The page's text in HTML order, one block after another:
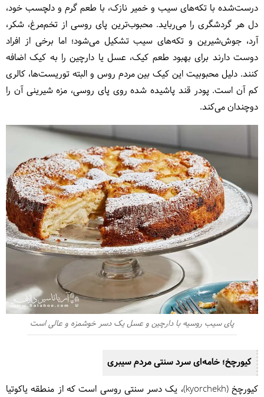
درست‌شده با تکه‌های سیب و خمیر نازک، با طعم گرم و دلچسب خود،
دل هر گردشگری را می‌رباید. محبوب‌ترین پای روسی از تخم‌مرغ، شکر،
آرد، جوش‌شیرین و تکه‌های سیب تشکیل می‌شود؛ اما برخی از افراد
دوست دارند برای بهبود طعم کیک، عسل یا دارچین را به کیک اضافه
کنند. دلیل محبوبیت این کیک بین مردم روس و البته توریست‌ها، کالری
کم آن است. پودر قند پاشیده شده روی پای روسی، مزه شیرینی آن را
دوچندان می‌کند.
پای سیب روسیه با دارچین و عسل یک دسر خوشمزه و عالی است
کیورچخ؛ خامه‌ای سرد سنتی مردم سیبری
کیورچخ (kyorchekh)، یک دسر سنتی روسی است که از منطقه یاکوتیا